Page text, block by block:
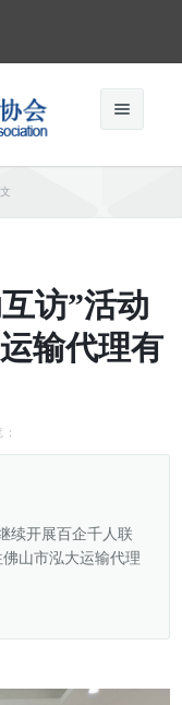
访”活动
输代理有
续开展百企千人联
山市泓大运输代理